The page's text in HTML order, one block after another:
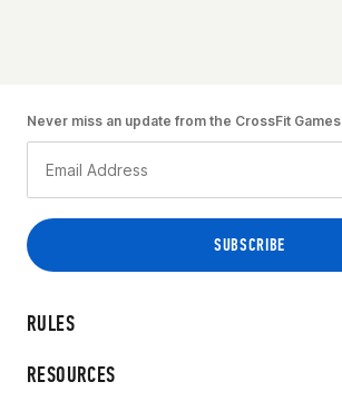
RULES
RESOURCES
Never miss an update from the CrossFit Games